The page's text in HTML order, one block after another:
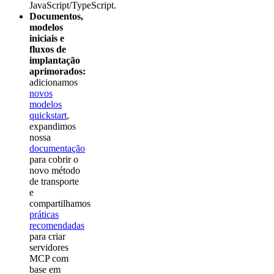
JavaScript/TypeScript.
Documentos,
modelos
iniciais e
fluxos de
implantação
aprimorados:
adicionamos
novos
modelos
quickstart,
expandimos
nossa
documentação
para cobrir o
novo método
de transporte
e
compartilhamos
práticas
recomendadas
para criar
servidores
MCP com
base em